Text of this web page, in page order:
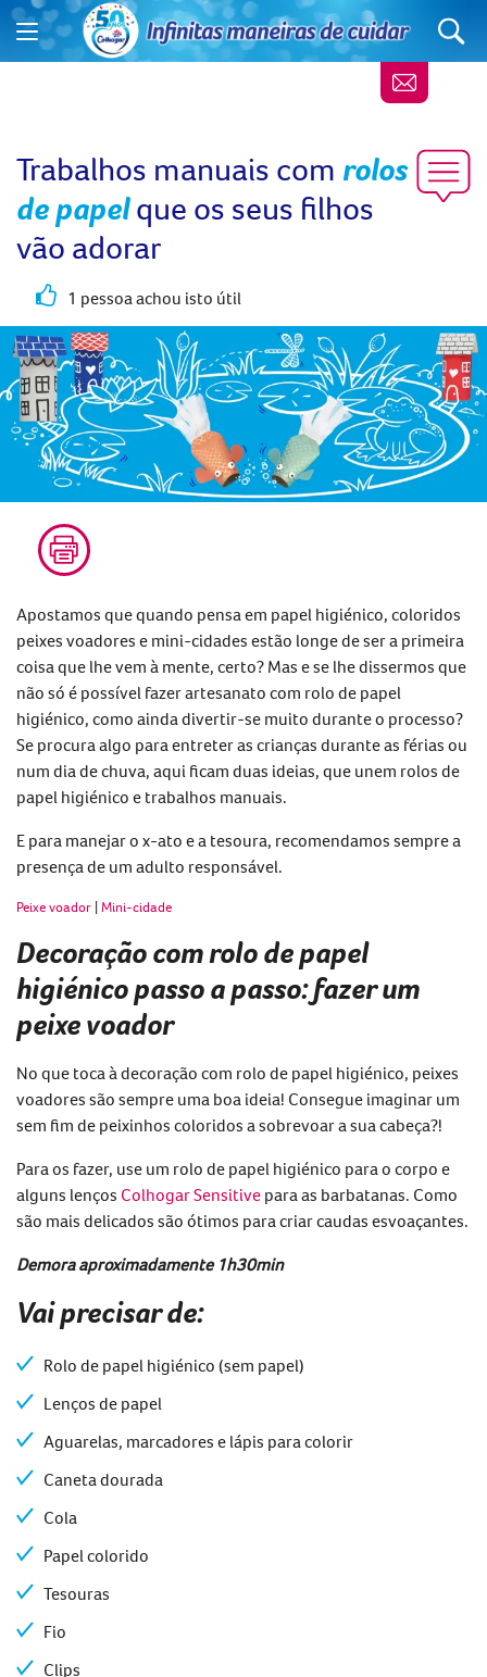
Trabalhos manuais com rolos
de papelque os seus filhos
vão adorar
1 pessoa achou isto útil
Apostamos que quando pensa em papel higiénico, coloridos
peixes voadores e mini-cidades estão longe de ser a primeira
coisa que lhe vem à mente, certo? Mas e se lhe dissermos que
não só é possível fazer artesanato com rolo de papel
higiénico, como ainda divertir-se muito durante o processo?
Se procura algo para entreter as crianças durante as férias ou
num dia de chuva, aqui ficam duas ideias, que unem rolos de
papel higiénico e trabalhos manuais.
E para manejar o x-ato e a tesoura, recomendamos sempre a
presença de um adulto responsável.
Peixe voador | Mini-cidade
Decoração com rolo de papel
higiénico passo a passo: fazer um
peixe voador
No que toca à decoração com rolo de papel higiénico, peixes
voadores são sempre uma boa ideia! Consegue imaginar um
sem fim de peixinhos coloridos a sobrevoar a sua cabeça?!
Para os fazer, use um rolo de papel higiénico para o corpo e
alguns lenços Colhogar Sensitive para as barbatanas. Como
são mais delicados são ótimos para criar caudas esvoaçantes.
Demora aproximadamente 1h30min
Vai precisar de:
Rolo de papel higiénico (sem papel)
Lenços de papel
Aguarelas, marcadores e lápis para colorir
Caneta dourada
Cola
Papel colorido
Tesouras
Fio
Clips